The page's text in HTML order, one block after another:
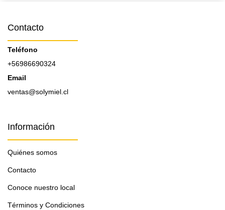
Contacto
Teléfono
+56986690324
Email
ventas@solymiel.cl
Información
Quiénes somos
Contacto
Conoce nuestro local
Términos y Condiciones